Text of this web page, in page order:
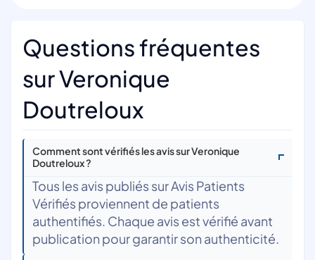
Questions fréquentes
sur Veronique
Doutreloux
Comment sont vérifiés les avis sur Veronique
Doutreloux ?
Tous les avis publiés sur Avis Patients
Vérifiés proviennent de patients
authentifiés. Chaque avis est vérifié avant
publication pour garantir son authenticité.